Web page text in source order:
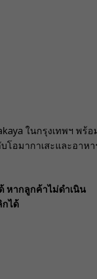
ในกรุงเทพฯ พร้อ
โอมากาเสะและอาห
หากลูกค้าไม่ดำเนิน
กได้